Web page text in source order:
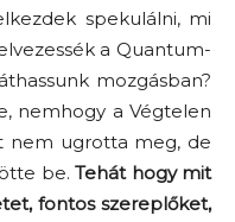
spekulálni, mi
a Quantum-
mozgásban?
nemhogy a Végtelen
nem ugrotta meg, de
be.Tehát hogy mit
fontos szereplőket,